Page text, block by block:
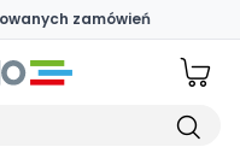
zamówień